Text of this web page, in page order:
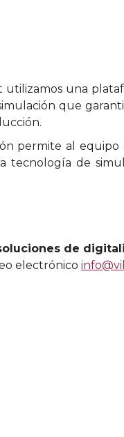
utilizamos una
que
permite al equipo
tecnología de
de
electrónico